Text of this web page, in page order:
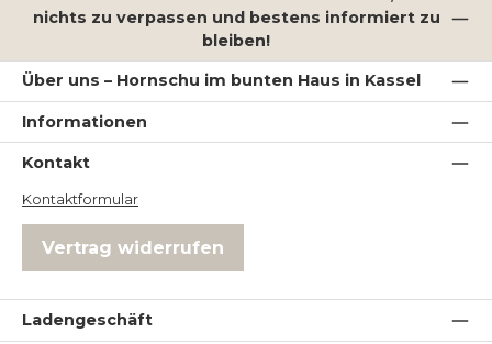
nichts zu verpassen und bestens informiert zu
bleiben!
Über uns – Hornschu im bunten Haus in Kassel
Informationen
Kontakt
Kontaktformular
Vertrag widerrufen
Ladengeschäft